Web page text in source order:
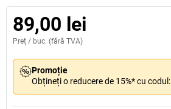
89,00 lei
Preț / buc. (fără TVA)
Promoție
Obțineți o reducere de 15%* cu codul: